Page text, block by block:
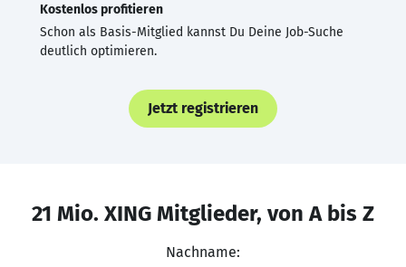
Kostenlos profitieren
Schon als Basis-Mitglied kannst Du Deine Job-Suche
deutlich optimieren.
Jetzt registrieren
21 Mio. XING Mitglieder, von A bis Z
Nachname: